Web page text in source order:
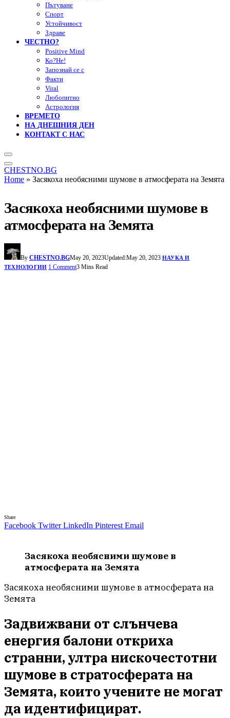
Пътуване
Спорт
Устойчивост
Здраве
ЧЕСТНО?
Positive Mind
Ко?Не!
Запознай се с
Факти
Viral
Любопитно
Астрология
ВРЕМЕТО
НА ДНЕШНИЯ ДЕН
КОНТАКТ С НАС
CHESTNO.BG
Home » Засякоха необясними шумове в атмосферата на Земята
Засякоха необясними шумове в
атмосферата на Земята
By CHESTNO.BGMay 20, 2023Updated:May 20, 2023 НАУКА И
ТЕХНОЛОГИИ 1 Comment3 Mins Read
Share
Facebook Twitter LinkedIn Pinterest Email
Засякоха необясними шумове в
атмосферата на Земята
Засякоха необясними шумове в атмосферата на
Земята
Задвижвани от слънчева
енергия балони откриха
странни, ултра нискочестотни
шумове в стратосферата на
Земята, които учените не могат
да идентифицират.